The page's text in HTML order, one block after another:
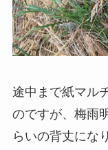
途中まで紙マル
のですが、梅雨
らいの背丈にな